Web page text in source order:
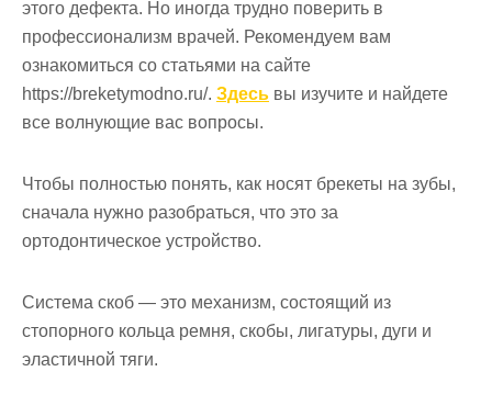
этого дефекта. Но иногда трудно поверить в
профессионализм врачей. Рекомендуем вам
ознакомиться со статьями на сайте
https://breketymodno.ru/. Здесь вы изучите и найдете
все волнующие вас вопросы.
Чтобы полностью понять, как носят брекеты на зубы,
сначала нужно разобраться, что это за
ортодонтическое устройство.
Система скоб — это механизм, состоящий из
стопорного кольца ремня, скобы, лигатуры, дуги и
эластичной тяги.